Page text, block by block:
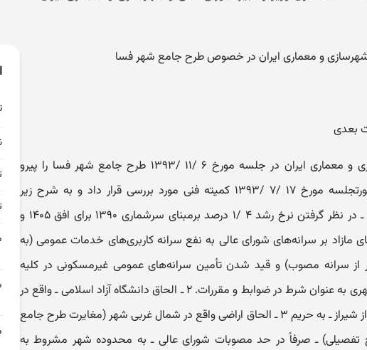
و معماری ایران در خصوص طرح جامع شهر فسا
بعدی
شورای عالی شهرسازی و معماری ایران در جلسه مورخ ۶ /۱۱ /۱۳۹۳ طرح جامع شهر فسا را پیرو
مباحث جلسه و صورتجلسه مورخ ۱۷ /۷ /۱۳۹۳ کمیته فنی مورد بررسی قرار داد و به شرح زیر
تصمیم‌گیری نمود: ۱ ـ در نظر گرفتن نرخ رشد ۴ /۱ درصد برمبنای سرشماری ۱۳۹۰ برای افق ۱۴۰۵ و
مازاد بر سرانه‌های شورای عالی به نفع سرانه کاربری‌های خدمات عمومی (به
از سرانه مصوب) و قید شدن تأمین سرانه‌های عمومی غیرمسکونی در کلیه
توسعه‌های جدید شهری به عنوان شرط در ضوابط و مقررات. ۲ ـ الحاق دانشگاه آزاد اسلامی ـ واقع در
شمال شهر و ورودی از شیراز ـ به حریم ۳ ـ الحاق اراضی واقع در شمال غربی شهر (مغایرت طرح جامع
ـ صرفاً در حد مصوبات شورای عالی ـ به محدوده شهر مشروط به